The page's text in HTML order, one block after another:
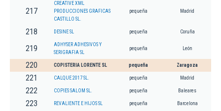
217
CREATIVE XML
PRODUCCIONES GRAFICAS
CASTILLO SL.
pequeña Madrid
218 DESINE SL pequeña Coruña
219
ADHYSER ADHESIVOS Y
SERIGRAFIA SL
pequeña León
220 COPISTERIA LORENTE SL pequeña Zaragoza
221 CALQUE 2017 SL. pequeña Madrid
222 COPIES SALOM SL. pequeña Baleares
223 REVALIENTE E HIJOS SL pequeña Barcelona